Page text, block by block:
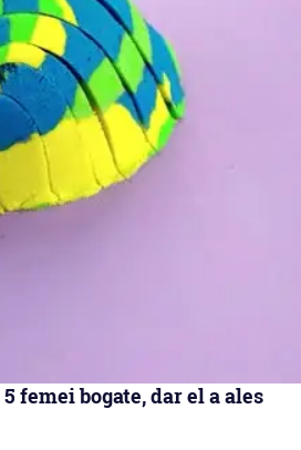
femei bogate, dar el a ales